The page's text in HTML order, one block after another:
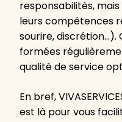
responsabilités,
leurs compétences
sourire, discrétion…).
formées
qualité de service
En bref,
est là pour vous